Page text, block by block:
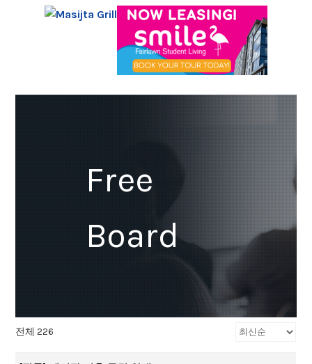
Free
Board
전체 226